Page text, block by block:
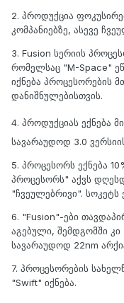
2. პროდუქცია
კომპანიებზე, ასევე
3. Fusion სერიის
რომელსაც "M-Space"
იქნება პროცესორების
დანიშნულებისთვის.
4. პროდუქციას ექნება
სავარაუდოდ 3.0
5. პროცესორს ექნება
პროცესორს" აქვს
"ჩვეულებრივი". სოკეტს
6. "Fusion"-ები
აგებული, შემდგომში
სავარაუდოდ 22nm
7. პროცესორების
"Swift" იქნება.